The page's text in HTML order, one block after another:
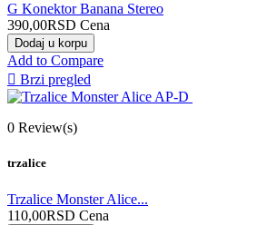
G Konektor Banana Stereo
390,00RSD Cena
Dodaj u korpu
Add to Compare
 Brzi pregled
0 Review(s)
trzalice
Trzalice Monster Alice...
110,00RSD Cena